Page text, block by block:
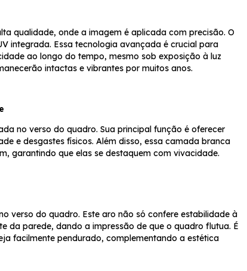
qualidade, onde a imagem é aplicada com precisão. O
integrada. Essa tecnologia avançada é crucial para
ao longo do tempo, mesmo sob exposição à luz
intactas e vibrantes por muitos anos.
no verso do quadro. Sua principal função é oferecer
e desgastes físicos. Além disso, essa camada branca
garantindo que elas se destaquem com vivacidade.
verso do quadro. Este aro não só confere estabilidade à
da parede, dando a impressão de que o quadro flutua. É
facilmente pendurado, complementando a estética